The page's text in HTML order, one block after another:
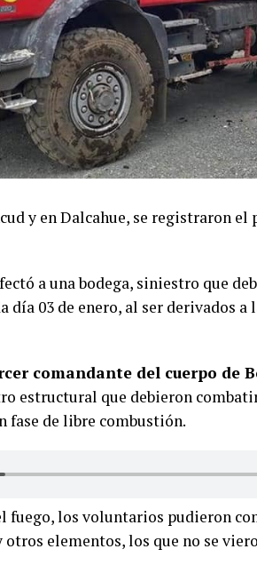
y en Dalcahue, se registraron
a una bodega, siniestro que
día 03 de enero, al ser derivados a
comandante del cuerpo de
estructural que debieron
fase de libre combustión.
fuego, los voluntarios pudieron
elementos, los que no se